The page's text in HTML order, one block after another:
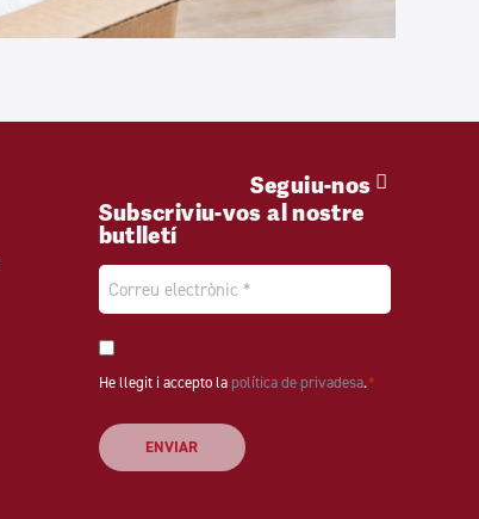
Seguiu-nos
Subscriviu-vos al nostre
butlletí
Email
Consentiment
*
He llegit i accepto la política de privadesa.*